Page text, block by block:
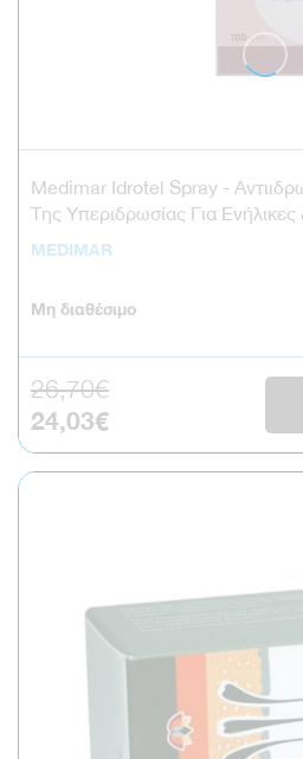
Medimar Idrotel Spray -
Της Υπεριδρωσίας Για Ενήλικες
MEDIMAR
Μη διαθέσιμο
Κανονική τιμή
26,70€
Τιμή έκπτωσης
24,03€